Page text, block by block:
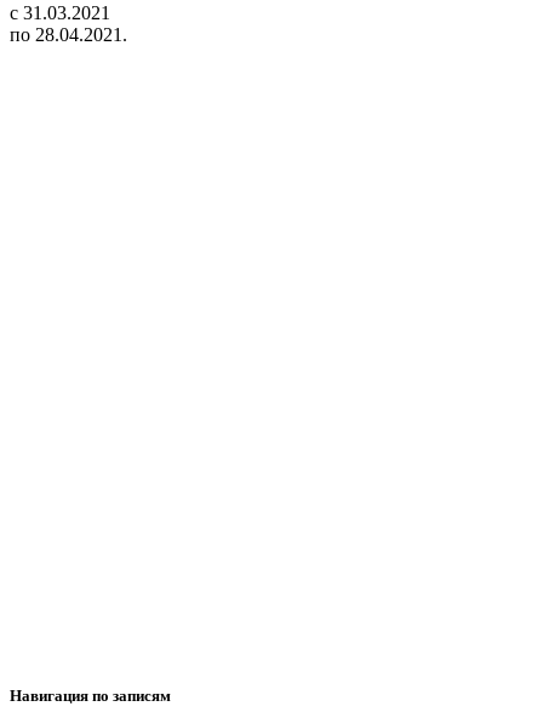
с 31.03.2021
по 28.04.2021.
Навигация по записям